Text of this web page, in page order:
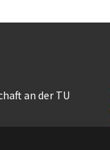
an der TU